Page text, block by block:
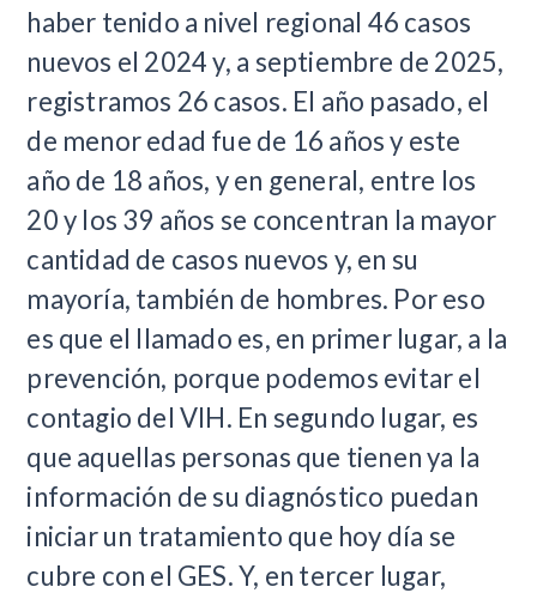
haber tenido a nivel regional 46 casos
nuevos el 2024 y, a septiembre de 2025,
registramos 26 casos. El año pasado, el
de menor edad fue de 16 años y este
año de 18 años, y en general, entre los
20 y los 39 años se concentran la mayor
cantidad de casos nuevos y, en su
mayoría, también de hombres. Por eso
es que el llamado es, en primer lugar, a la
prevención, porque podemos evitar el
contagio del VIH. En segundo lugar, es
que aquellas personas que tienen ya la
información de su diagnóstico puedan
iniciar un tratamiento que hoy día se
cubre con el GES. Y, en tercer lugar,